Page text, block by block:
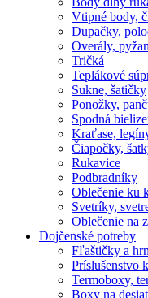
Vtipné body,
Dupačky,
Overály,
Tričká
Teplákové
Sukne, šatičky
Ponožky,
Spodná
Kraťase,
Čiapočky,
Rukavice
Podbradníky
Oblečenie ku
Svetríky,
Oblečenie na
Dojčenské potreby
Fľaštičky a
Príslušenstvo
Termoboxy,
Boxy na